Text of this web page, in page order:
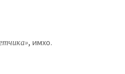
, имхо.